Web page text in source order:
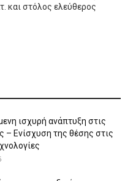
και στόλος ελεύθερος
ισχυρή ανάπτυξη στις
– Ενίσχυση της θέσης στις